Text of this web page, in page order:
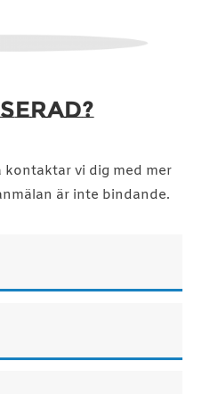
kontaktar vi dig med mer
är inte bindande.